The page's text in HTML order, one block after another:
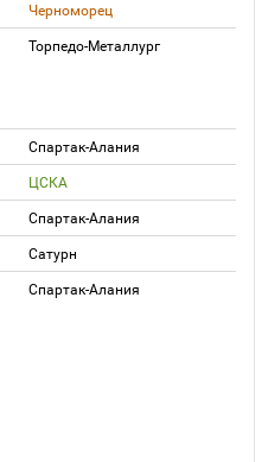
Черноморец
Торпедо-Металлург
Спартак-Алания
ЦСКА
Спартак-Алания
Сатурн
Спартак-Алания